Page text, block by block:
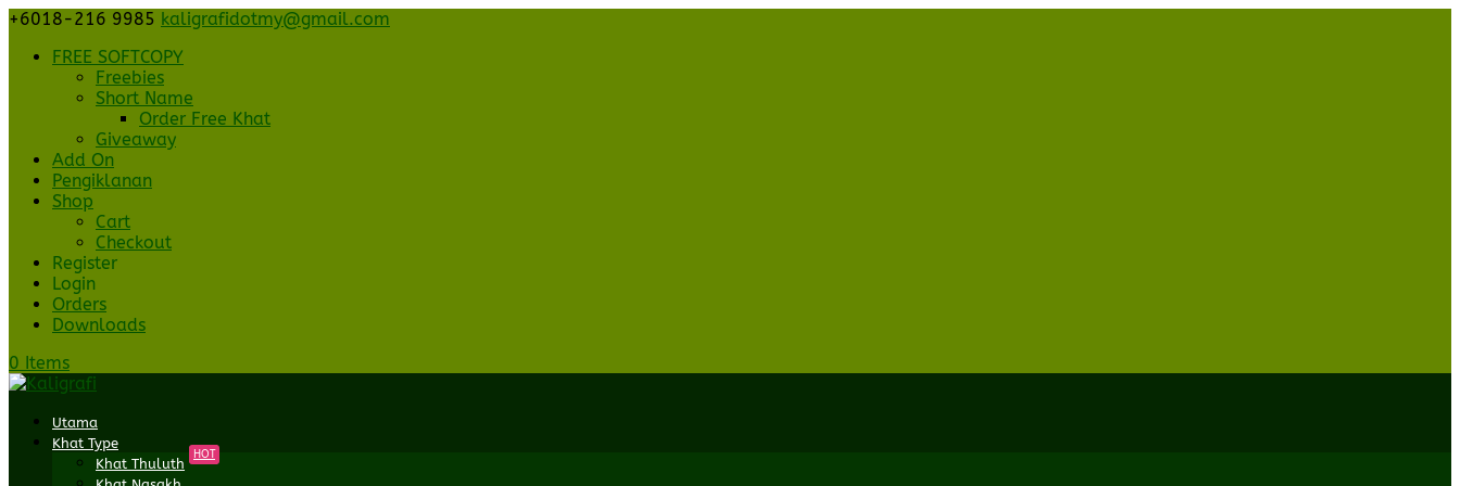
+6018-216 9985 kaligrafidotmy@gmail.com
FREE SOFTCOPY
Freebies
Short Name
Order Free Khat
Giveaway
Add On
Pengiklanan
Shop
Cart
Checkout
Register
Login
Orders
Downloads
0 Items
Utama
Khat Type
Khat Thuluth
HOT